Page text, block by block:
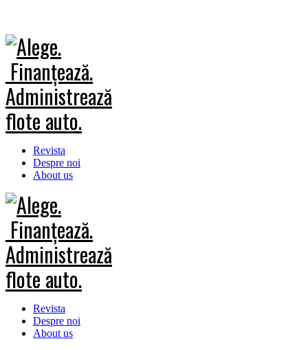
Revista
Despre noi
About us
Revista
Despre noi
About us